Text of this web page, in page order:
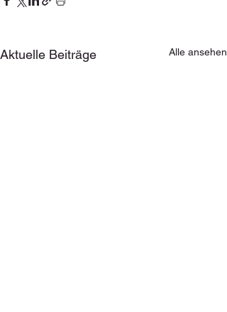
Aktuelle Beiträge Alle ansehen